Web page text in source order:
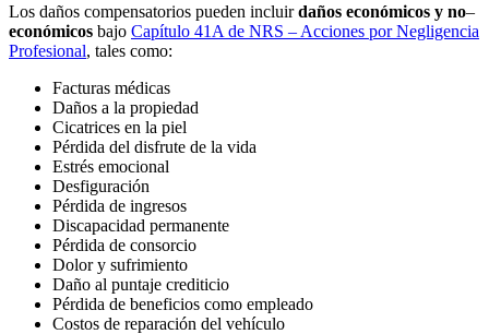
Los daños compensatorios pueden incluirdaños económicos y no–
económicos bajo Capítulo 41A de NRS – Acciones por Negligencia
Profesional, tales como:
Facturas médicas
Daños a la propiedad
Cicatrices en la piel
Pérdida del disfrute de la vida
Estrés emocional
Desfiguración
Pérdida de ingresos
Discapacidad permanente
Pérdida de consorcio
Dolor y sufrimiento
Daño al puntaje crediticio
Pérdida de beneficios como empleado
Costos de reparación del vehículo